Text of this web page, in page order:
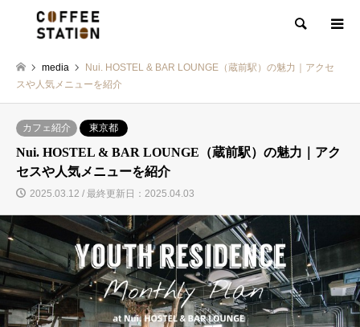
検索
media
Nui. HOSTEL & BAR LOUNGE（蔵前駅）の魅力｜アクセ
スや人気メニューを紹介
カフェ紹介 東京都
Nui. HOSTEL & BAR LOUNGE（蔵前駅）の魅力｜アク
セスや人気メニューを紹介
2025.03.12 / 最終更新日：2025.04.03